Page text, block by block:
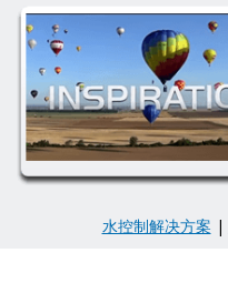
水控制解决方案 |